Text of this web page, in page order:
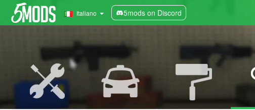
Italiano 5mods on Discord